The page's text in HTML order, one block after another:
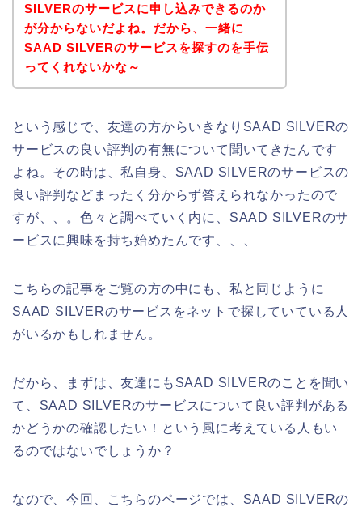
SILVERのサービスに申し込みできるのか
が分からないだよね。だから、一緒に
SAAD SILVERのサービスを探すのを手伝
ってくれないかな～
という感じで、友達の方からいきなりSAAD SILVERの
サービスの良い評判の有無について聞いてきたんです
よね。その時は、私自身、SAAD SILVERのサービスの
良い評判などまったく分からず答えられなかったので
すが、、。色々と調べていく内に、SAAD SILVERのサ
ービスに興味を持ち始めたんです、、、
こちらの記事をご覧の方の中にも、私と同じように
SAAD SILVERのサービスをネットで探していている人
がいるかもしれません。
だから、まずは、友達にもSAAD SILVERのことを聞い
て、SAAD SILVERのサービスについて良い評判がある
かどうかの確認したい！という風に考えている人もい
るのではないでしょうか？
なので、今回、こちらのページでは、SAAD SILVERの